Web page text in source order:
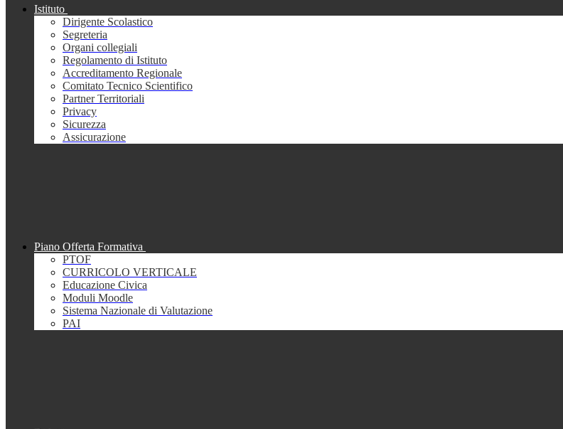
Istituto
Dirigente Scolastico
Segreteria
Organi collegiali
Regolamento di Istituto
Accreditamento Regionale
Comitato Tecnico Scientifico
Partner Territoriali
Privacy
Sicurezza
Assicurazione
Piano Offerta Formativa
PTOF
CURRICOLO VERTICALE
Educazione Civica
Moduli Moodle
Sistema Nazionale di Valutazione
PAI